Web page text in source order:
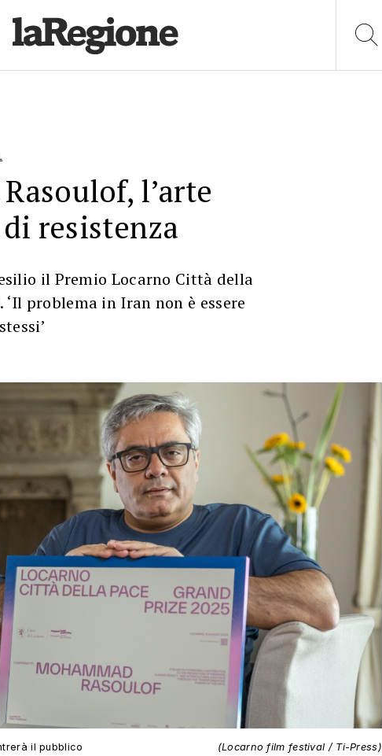
l’arte
resistenza
il Premio Locarno Città della
‘Il problema in Iran non è essere
il pubblico (Locarno film festival / Ti-Press)